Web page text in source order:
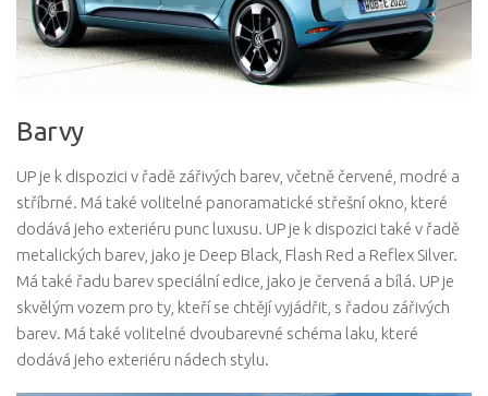
Barvy
UP je k dispozici v řadě zářivých barev, včetně červené, modré a
stříbrné. Má také volitelné panoramatické střešní okno, které
dodává jeho exteriéru punc luxusu. UP je k dispozici také v řadě
metalických barev, jako je Deep Black, Flash Red a Reflex Silver.
Má také řadu barev speciální edice, jako je červená a bílá. UP je
skvělým vozem pro ty, kteří se chtějí vyjádřit, s řadou zářivých
barev. Má také volitelné dvoubarevné schéma laku, které
dodává jeho exteriéru nádech stylu.